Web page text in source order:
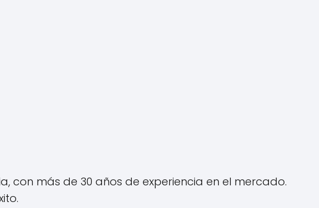
con más de 30 años de experiencia en el mercado.